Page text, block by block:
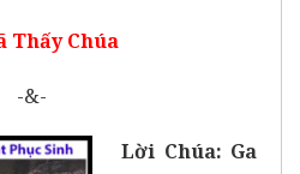
Thấy Chúa
-&-
Lời Chúa: Ga